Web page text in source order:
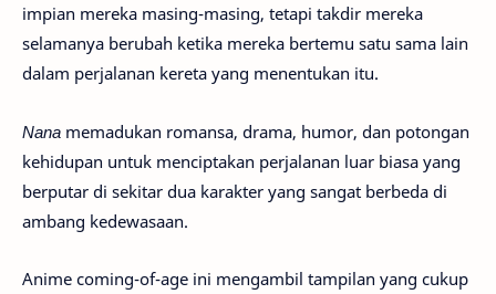
impian mereka masing-masing, tetapi takdir mereka
selamanya berubah ketika mereka bertemu satu sama lain
dalam perjalanan kereta yang menentukan itu.
Nana memadukan romansa, drama, humor, dan potongan
kehidupan untuk menciptakan perjalanan luar biasa yang
berputar di sekitar dua karakter yang sangat berbeda di
ambang kedewasaan.
Anime coming-of-age ini mengambil tampilan yang cukup